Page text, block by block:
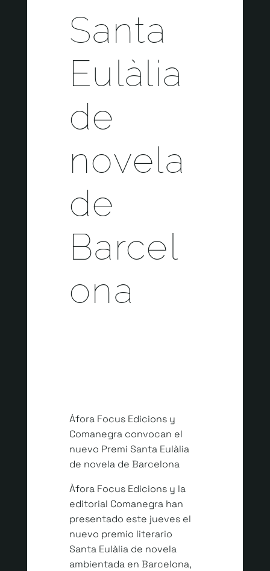
Santa
Eulàlia
de
novela
de
Barcel
ona
Áfora Focus Edicions y
Comanegra convocan el
nuevo Premi Santa Eulàlia
de novela de Barcelona
Àfora Focus Edicions y la
editorial Comanegra han
presentado este jueves el
nuevo premio literario
Santa Eulàlia de novela
ambientada en Barcelona,